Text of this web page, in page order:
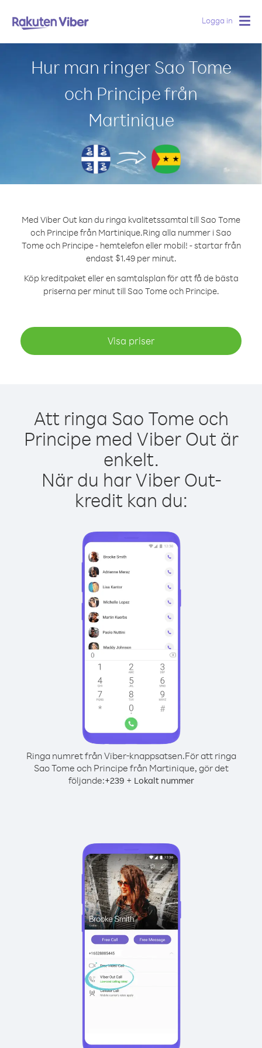
Logga in
Hur man ringer Sao Tome
och Principe från
Martinique
Med Viber Out kan du ringa kvalitetssamtal till Sao Tome
och Principe från Martinique.Ring alla nummer i Sao
Tome och Principe - hemtelefon eller mobil! - startar från
endast $1.49 per minut.
Köp kreditpaket eller en samtalsplan för att få de bästa
priserna per minut till Sao Tome och Principe.
Visa priser
Att ringa Sao Tome och
Principe med Viber Out är
enkelt.
När du har Viber Out-
kredit kan du:
Ringa numret från Viber-knappsatsen.För att ringa
Sao Tome och Principe från Martinique, gör det
följande:+239 + Lokalt nummer